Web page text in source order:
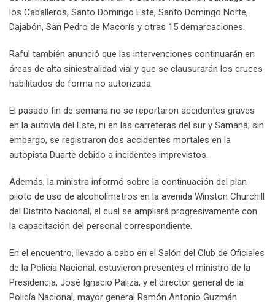
los Caballeros, Santo Domingo Este, Santo Domingo Norte,
Dajabón, San Pedro de Macorís y otras 15 demarcaciones.
Raful también anunció que las intervenciones continuarán en
áreas de alta siniestralidad vial y que se clausurarán los cruces
habilitados de forma no autorizada.
El pasado fin de semana no se reportaron accidentes graves
en la autovía del Este, ni en las carreteras del sur y Samaná; sin
embargo, se registraron dos accidentes mortales en la
autopista Duarte debido a incidentes imprevistos.
Además, la ministra informó sobre la continuación del plan
piloto de uso de alcoholímetros en la avenida Winston Churchill
del Distrito Nacional, el cual se ampliará progresivamente con
la capacitación del personal correspondiente.
En el encuentro, llevado a cabo en el Salón del Club de Oficiales
de la Policía Nacional, estuvieron presentes el ministro de la
Presidencia, José Ignacio Paliza, y el director general de la
Policía Nacional, mayor general Ramón Antonio Guzmán